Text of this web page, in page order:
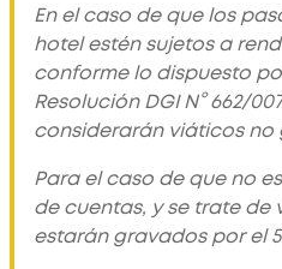
En el caso de que los
hotel estén sujetos a
conforme lo dispuesto
Resolución DGI N° 662/
considerarán viáticos no
Para el caso de que no
de cuentas, y se trate de
estarán gravados por el